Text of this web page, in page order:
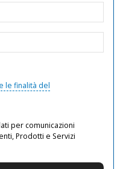
le finalità del
per comunicazioni
Prodotti e Servizi